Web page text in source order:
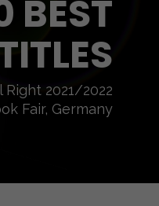
BEST
2021/2022
Fair, Germany